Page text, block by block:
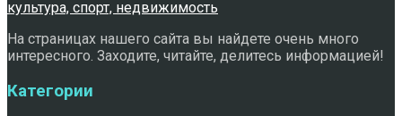
На страницах нашего сайта вы найдете очень много
интересного. Заходите, читайте, делитесь информацией!
Категории